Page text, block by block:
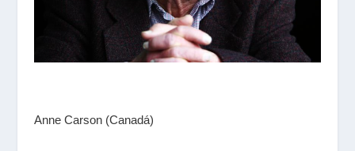
Anne Carson (Canadá)